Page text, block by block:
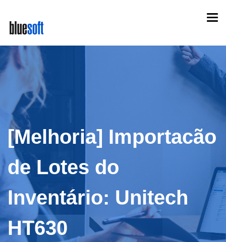
main
content
[Melhoria] Importacão
de Lotes do
Inventário: Unitech
HT630